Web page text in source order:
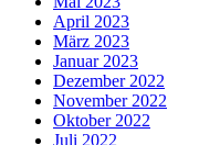
April 2023
März 2023
Januar 2023
Dezember 2022
November 2022
Oktober 2022
Juli 2022